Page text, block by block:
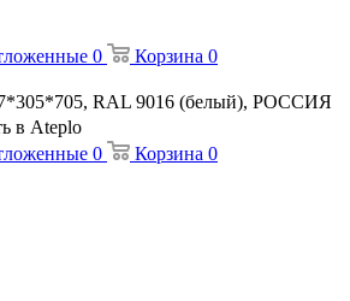
0 Корзина 0
RAL 9016 (белый), РОССИЯ
в Ateplo
0 Корзина 0